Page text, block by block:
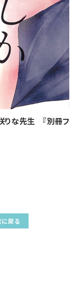
りな先生 『別冊フ
戻る